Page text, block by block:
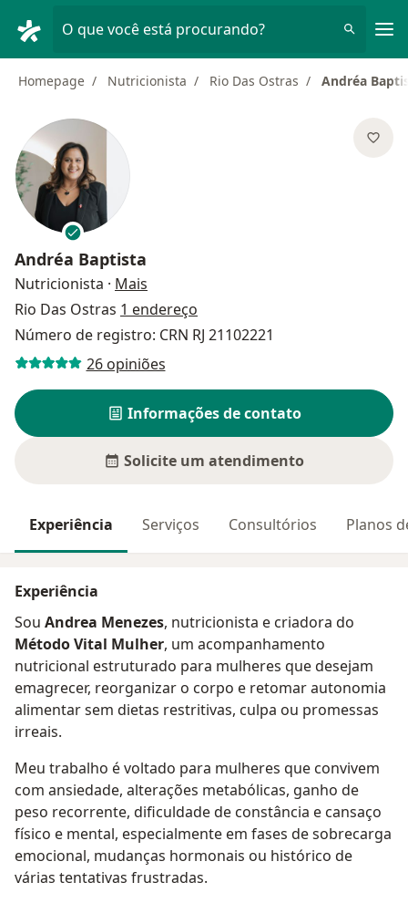
O que você está procurando?
Homepage Nutricionista Rio Das Ostras Andréa
Andréa Baptista
Nutricionista · Mais
Rio Das Ostras 1 endereço
Número de registro: CRN RJ 21102221
26 opiniões
Informações de contato
Solicite um atendimento
Experiência Serviços Consultórios Planos
Experiência
Sou Andrea Menezes, nutricionista e criadora do
Método Vital Mulher, um acompanhamento
nutricional estruturado para mulheres que desejam
emagrecer, reorganizar o corpo e retomar autonomia
alimentar sem dietas restritivas, culpa ou promessas
irreais.
Meu trabalho é voltado para mulheres que convivem
com ansiedade, alterações metabólicas, ganho de
peso recorrente, dificuldade de constância e cansaço
físico e mental, especialmente em fases de sobrecarga
emocional, mudanças hormonais ou histórico de
várias tentativas frustradas.